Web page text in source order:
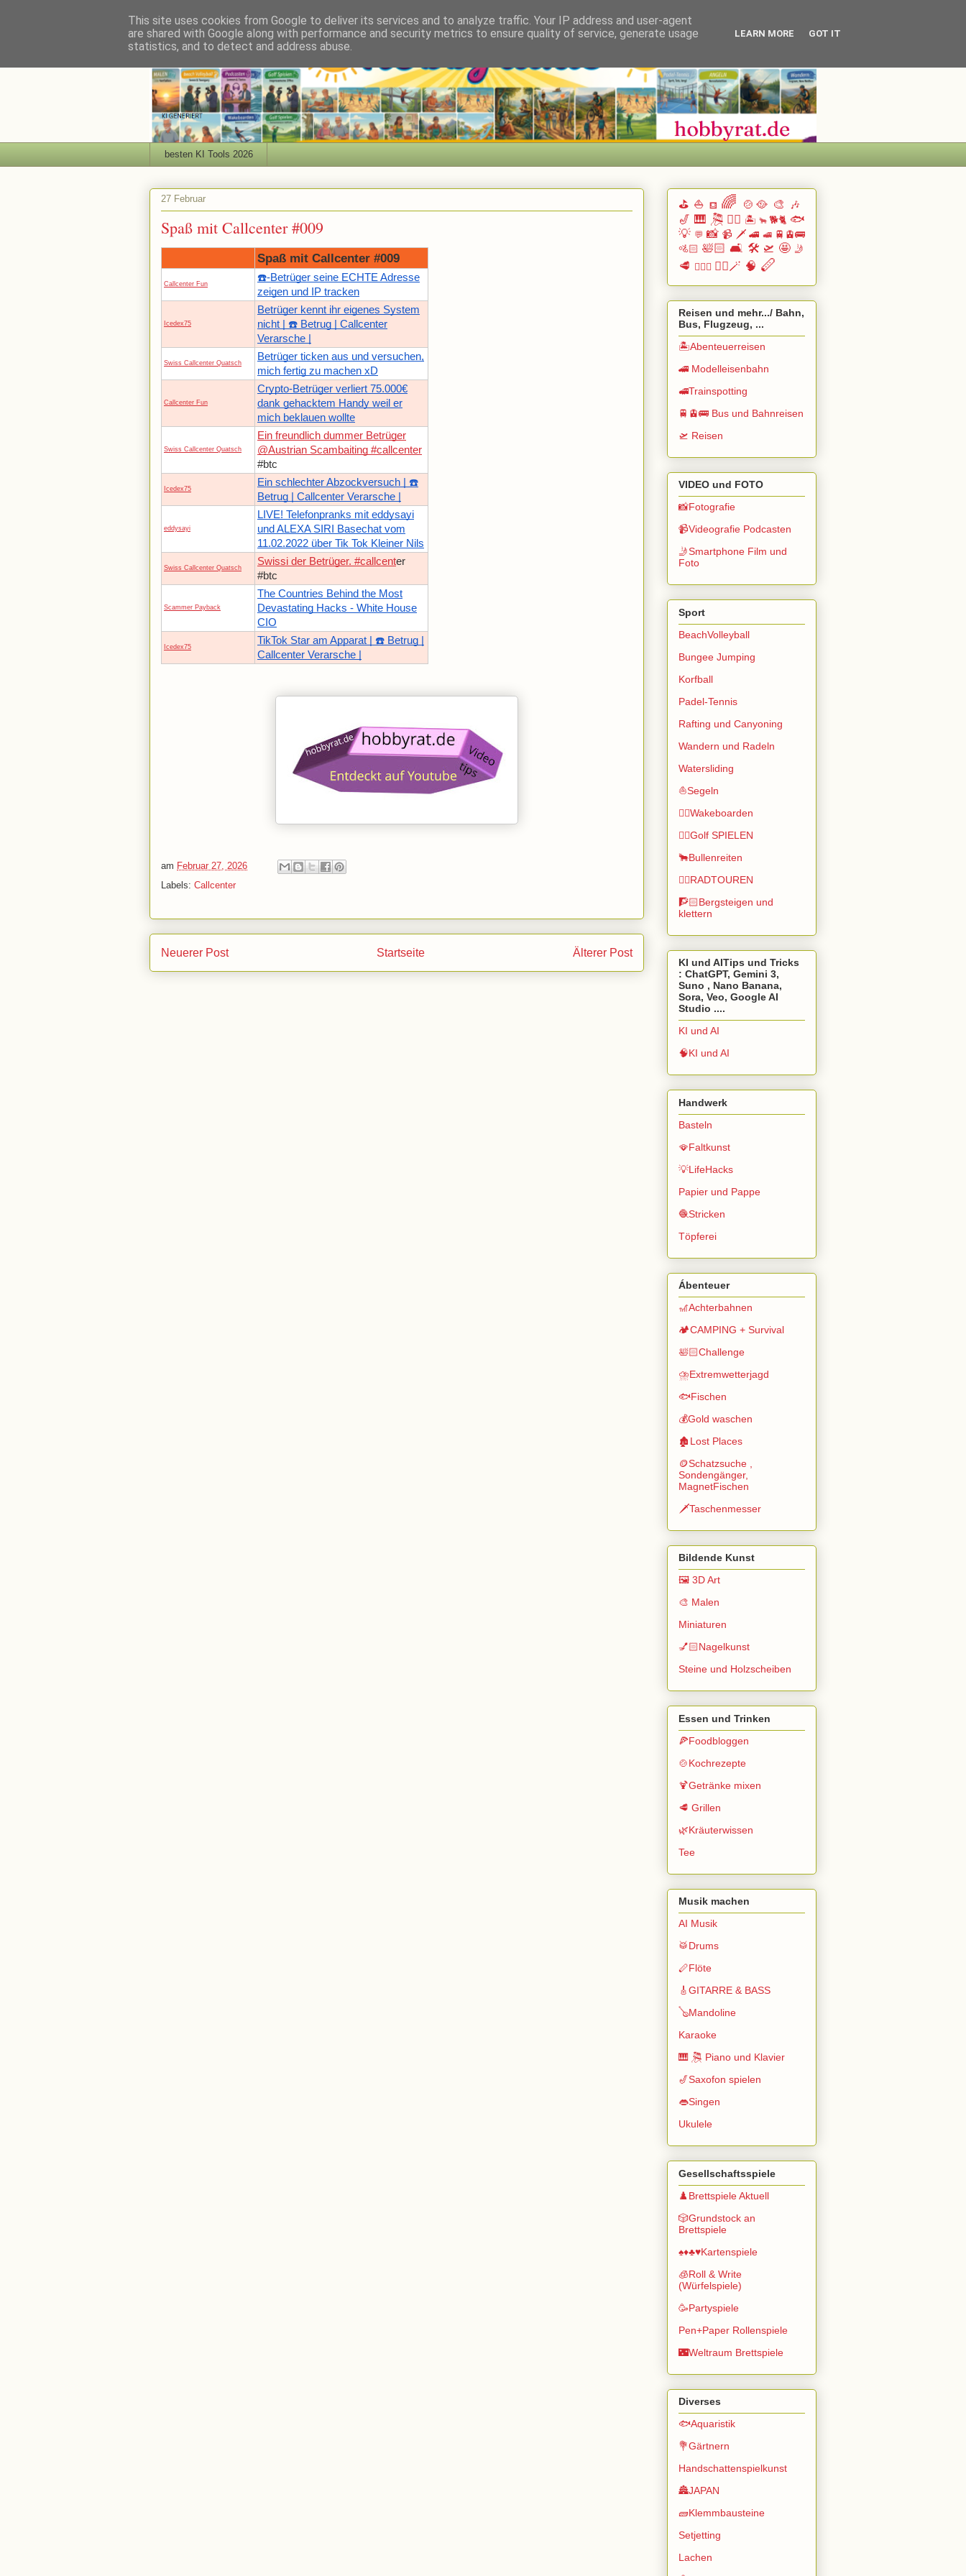
besten KI Tools 2026
27 Februar
Spaß mit Callcenter #009
Spaß mit Callcenter #009
Callcenter Fun
☎️-Betrüger seine ECHTE Adresse
zeigen und IP tracken
Icedex75
Betrüger kennt ihr eigenes System
nicht | ☎️ Betrug | Callcenter
Verarsche |
Swiss Callcenter Quatsch
Betrüger ticken aus und versuchen,
mich fertig zu machen xD
Callcenter Fun
Crypto-Betrüger verliert 75.000€
dank gehacktem Handy weil er
mich beklauen wollte
Swiss Callcenter Quatsch
Ein freundlich dummer Betrüger
@Austrian Scambaiting #callcenter
#btc
Icedex75
Ein schlechter Abzockversuch | ☎️
Betrug | Callcenter Verarsche |
eddysayi
LIVE! Telefonpranks mit eddysayi
und ALEXA SIRI Basechat vom
11.02.2022 über Tik Tok Kleiner Nils
Swiss Callcenter Quatsch
Swissi der Betrüger. #callcenter
#btc
Scammer Payback
The Countries Behind the Most
Devastating Hacks - White House
CIO
Icedex75
TikTok Star am Apparat | ☎️ Betrug |
Callcenter Verarsche |
am Februar 27, 2026
Labels: Callcenter
Neuerer Post Älterer Post
Startseite
⛳ ⛵ ⛾ 🌈 🍲🥘 🎨 🎶
🎷 🎹 🎘 🏄🏽 🏝️ 🐂 🐕🐈 🐟
💡 💬 📸 📹 🗡️ 🚄 🚅 🚆🚊🚌
🚵🏻 🛀🏻 🛋️ 🛠️ 🛫 🤩 🤳
🥩 🧗🏻‍♀️ 🧙‍♂️🪄 🧠 🪈
Reisen und mehr.../ Bahn,
Bus, Flugzeug, ...
🏝️Abenteuerreisen
🚄 Modelleisenbahn
🚅Trainspotting
🚆🚊🚌 Bus und Bahnreisen
🛫 Reisen
VIDEO und FOTO
📸Fotografie
📹Videografie Podcasten
🤳Smartphone Film und
Foto
Sport
BeachVolleyball
Bungee Jumping
Korfball
Padel-Tennis
Rafting und Canyoning
Wandern und Radeln
Watersliding
⛵Segeln
🏄🏽Wakeboarden
🏌️‍♂️Golf SPIELEN
🐂Bullenreiten
🚴‍♂️RADTOUREN
🧗🏻Bergsteigen und
klettern
KI und AITips und Tricks
: ChatGPT, Gemini 3,
Suno , Nano Banana,
Sora, Veo, Google AI
Studio ....
KI und AI
🧠KI und AI
Handwerk
Basteln
🪭Faltkunst
💡LifeHacks
Papier und Pappe
🧶Stricken
Töpferei
Ábenteuer
🎢Achterbahnen
🏕️CAMPING + Survival
🛀🏻Challenge
⛈️Extremwetterjagd
🐟Fischen
💰Gold waschen
🏚️Lost Places
🪙Schatzsuche ,
Sondengänger,
MagnetFischen
🗡️Taschenmesser
Bildende Kunst
🖼️ 3D Art
🎨 Malen
Miniaturen
💅🏻Nagelkunst
Steine und Holzscheiben
Essen und Trinken
🍕Foodbloggen
🍲Kochrezepte
🍹Getränke mixen
🥩 Grillen
🌿Kräuterwissen
Tee
Musik machen
AI Musik
🥁Drums
🪈Flöte
🎸GITARRE & BASS
🪕Mandoline
Karaoke
🎹 🎘 Piano und Klavier
🎷Saxofon spielen
👄Singen
Ukulele
Gesellschaftsspiele
♟️Brettspiele Aktuell
🎲Grundstock an
Brettspiele
♠️♦️♣️♥️Kartenspiele
🧊Roll & Write
(Würfelspiele)
🥳Partyspiele
Pen+Paper Rollenspiele
🌃Weltraum Brettspiele
Diverses
🐟Aquaristik
💐Gärtnern
Handschattenspielkunst
🏯JAPAN
🧱Klemmbausteine
Setjetting
Lachen
This site uses cookies from Google to deliver its services and to analyze traffic. Your IP address and user-agent
are shared with Google along with performance and security metrics to ensure quality of service, generate usage
statistics, and to detect and address abuse.
LEARN MORE GOT IT